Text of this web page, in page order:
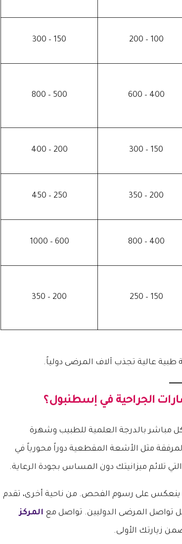
100 – 200
150 – 300
400 – 600
500 – 800
150 – 300
200 – 400
200 – 350
250 – 450
400 – 800
600 – 1000
150 – 250
200 – 350
طبية عالية تجذب آلاف المرضى دولياً.
الجراحية في إسطنبول؟
مباشر بالدرجة العلمية للطبيب وشهرة
مثل الأشعة المقطعية دوراً محورياً في
تلائم ميزانيتك دون المساس بجودة الرعاية.
ينعكس على رسوم الفحص. من ناحية أخرى، تقدم
المرضى الدوليين. تواصل مع المركز
زيارتك الأولى.